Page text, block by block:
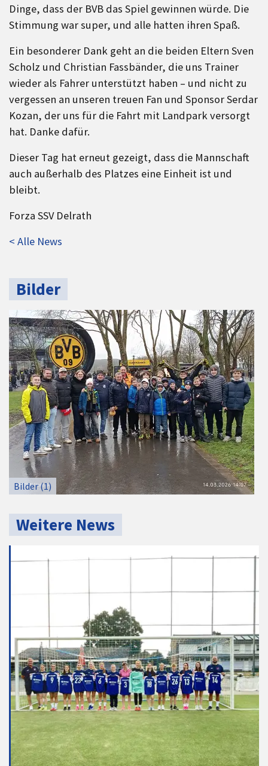
Dinge, dass der BVB das Spiel gewinnen würde. Die
Stimmung war super, und alle hatten ihren Spaß.
Ein besonderer Dank geht an die beiden Eltern Sven
Scholz und Christian Fassbänder, die uns Trainer
wieder als Fahrer unterstützt haben – und nicht zu
vergessen an unseren treuen Fan und Sponsor Serdar
Kozan, der uns für die Fahrt mit Landpark versorgt
hat. Danke dafür.
Dieser Tag hat erneut gezeigt, dass die Mannschaft
auch außerhalb des Platzes eine Einheit ist und
bleibt.
Forza SSV Delrath
< Alle News
Bilder
Bilder (1)
Weitere News